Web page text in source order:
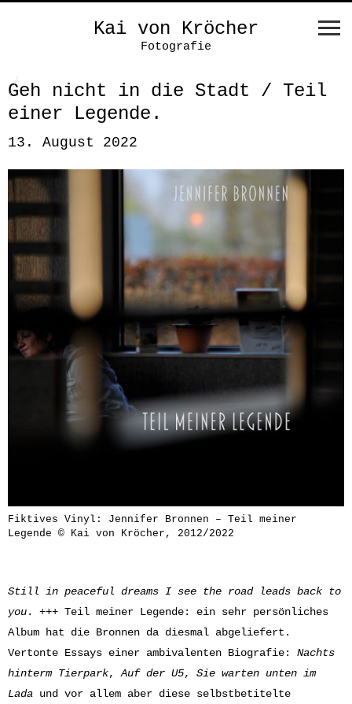
Kai von Kröcher
Fotografie
Geh nicht in die Stadt / Teil
einer Legende.
13. August 2022
Fiktives Vinyl: Jennifer Bronnen – Teil meiner
Legende © Kai von Kröcher, 2012/2022
Still in peaceful dreams I see the road leads back to
you. +++ Teil meiner Legende: ein sehr persönliches
Album hat die Bronnen da diesmal abgeliefert.
Vertonte Essays einer ambivalenten Biografie: Nachts
hinterm Tierpark,Auf der U5, Sie warten unten im
Lada und vor allem aber diese selbstbetitelte